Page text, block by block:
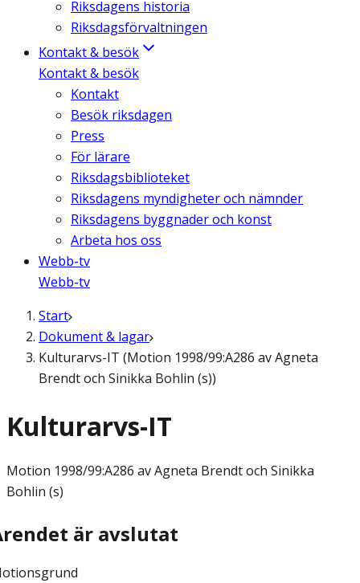
Riksdagens historia
Riksdagsförvaltningen
Kontakt & besök
Kontakt & besök
Kontakt
Besök riksdagen
Press
För lärare
Riksdagsbiblioteket
Riksdagens myndigheter och nämnder
Riksdagens byggnader och konst
Arbeta hos oss
Webb-tv
Webb-tv
Start
Dokument & lagar
Kulturarvs-IT (Motion 1998/99:A286 av Agneta
Brendt och Sinikka Bohlin (s))
Kulturarvs-IT
Motion 1998/99:A286 av Agneta Brendt och Sinikka
Bohlin (s)
är avslutat